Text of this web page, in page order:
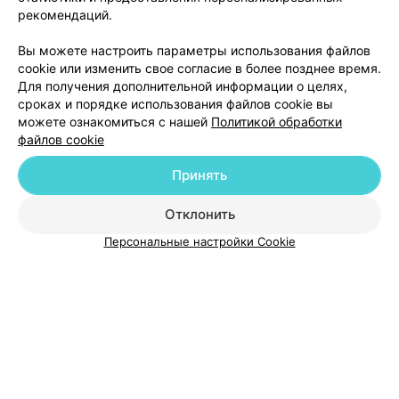
ЭФФЕКТИВНАЯ РЕКЛАМА НА САЙТЕ
Добавить компанию
Добавить специалиста
рекомендаций.
Вы можете настроить параметры использования файлов
cookie или изменить свое согласие в более позднее время.
Для получения дополнительной информации о целях,
сроках и порядке использования файлов cookie вы
можете ознакомиться с нашей Политикой обработки
файлов cookie
Отклонить
Принять
Персональные настройки Cookie